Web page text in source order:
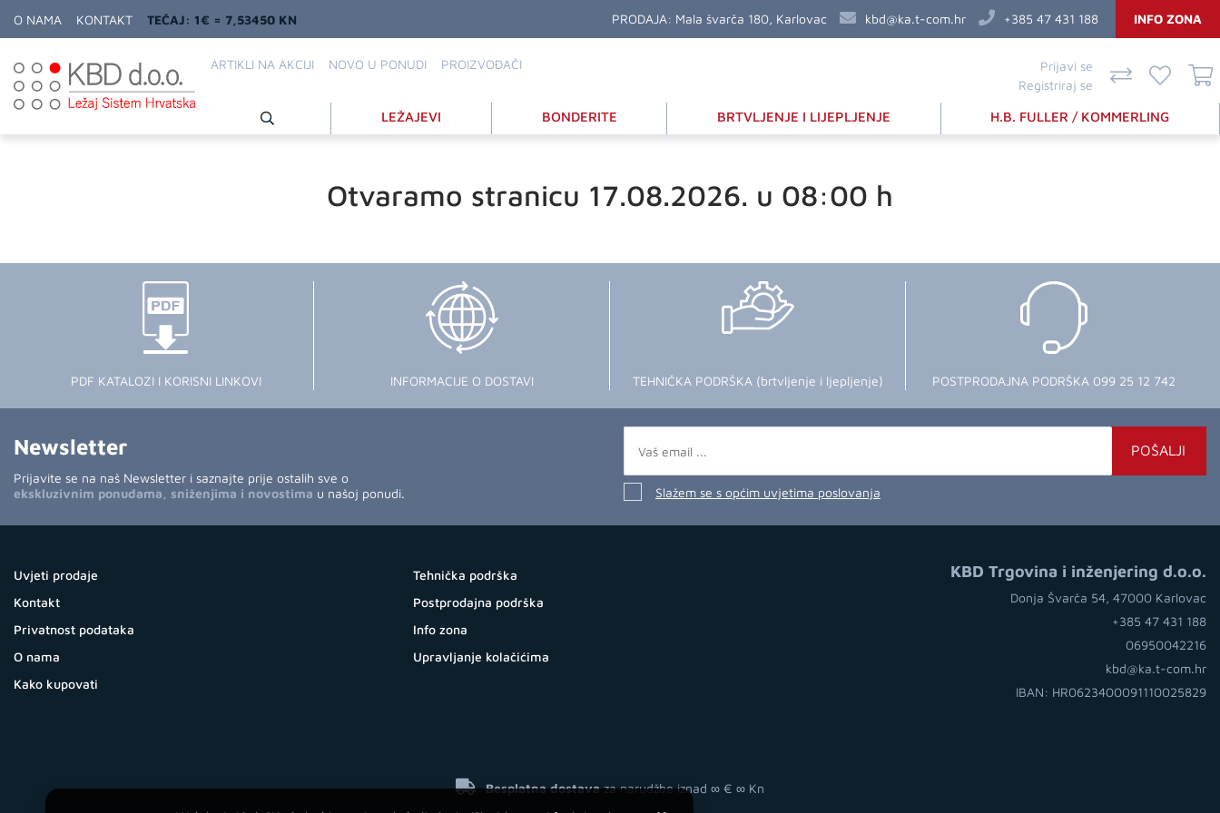
O NAMA KONTAKT TEČAJ: 1€ = 7,53450 KN PRODAJA: Mala švarča 180, Karlovac kbd@ka.t-com.hr +385 47 431 188 INFO ZONA
ARTIKLI NA AKCIJI NOVO U PONUDI PROIZVOĐAČI
Prijavi se
Registriraj se
LEŽAJEVI BONDERITE BRTVLJENJE I LIJEPLJENJE H.B. FULLER / KOMMERLING
Otvaramo stranicu 17.08.2026. u 08:00 h
PDF KATALOZI I KORISNI LINKOVI INFORMACIJE O DOSTAVI TEHNIČKA PODRŠKA (brtvljenje i ljepljenje) POSTPRODAJNA PODRŠKA 099 25 12 742
Newsletter
Prijavite se na naš Newsletter i saznajte prije ostalih sve o
ekskluzivnim ponudama, sniženjima i novostima u našoj ponudi.
POŠALJI
Slažem se s općim uvjetima poslovanja
Uvjeti prodaje
Kontakt
Privatnost podataka
O nama
Kako kupovati
Tehnička podrška
Postprodajna podrška
Info zona
Upravljanje kolačićima
KBD Trgovina i inženjering d.o.o.
Donja Švarča 54, 47000 Karlovac
+385 47 431 188
06950042216
kbd@ka.t-com.hr
IBAN: HR0623400091110025829
Besplatna dostavaza narudžbe iznad ∞ € ∞ Kn